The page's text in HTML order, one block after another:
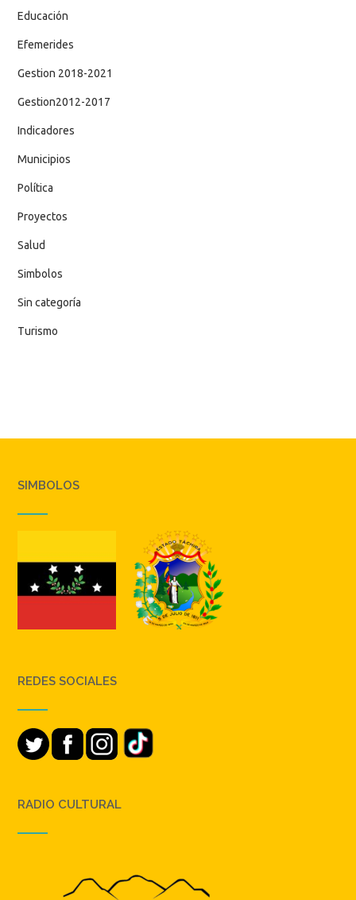
Educación
Efemerides
Gestion 2018-2021
Gestion2012-2017
Indicadores
Municipios
Política
Proyectos
Salud
Simbolos
Sin categoría
Turismo
SIMBOLOS
REDES SOCIALES
RADIO CULTURAL